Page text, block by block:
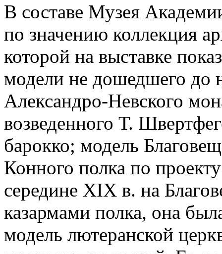
В составе Музея
по значению коллекция
которой на выставке
модели не дошедшего до
Александро-Невского
возведенного Т.
барокко; модель
Конного полка по
середине XIX в. на
казармами полка, она
модель лютеранской